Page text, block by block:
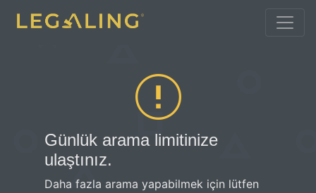
Günlük arama limitinize
ulaştınız.
Daha fazla arama yapabilmek için lütfen